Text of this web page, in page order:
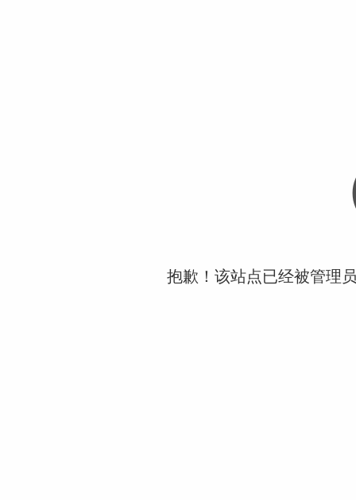
抱歉！该站点已经被管理